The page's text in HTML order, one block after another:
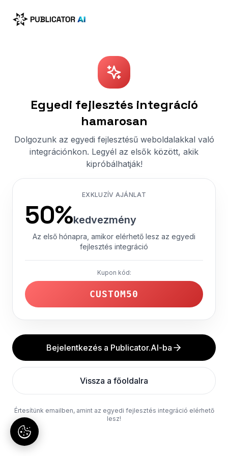
Egyedi fejlesztés integráció
hamarosan
Dolgozunk az egyedi fejlesztésű weboldalakkal való
integrációnkon. Legyél az elsők között, akik
kipróbálhatják!
EXKLUZÍV AJÁNLAT
50%kedvezmény
Az első hónapra, amikor elérhető lesz az egyedi
fejlesztés integráció
Kupon kód:
CUSTOM50
Bejelentkezés a Publicator.AI-ba
Vissza a főoldalra
Értesítünk emailben, amint az egyedi fejlesztés integráció elérhető
lesz!